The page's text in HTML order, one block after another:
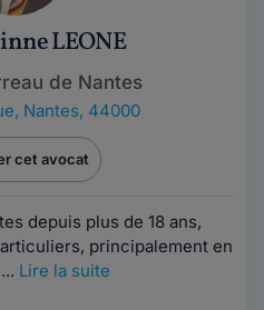
LEONE
de Nantes
, Nantes, 44000
cet avocat
depuis plus de 18 ans,
principalement en
Lire la suite